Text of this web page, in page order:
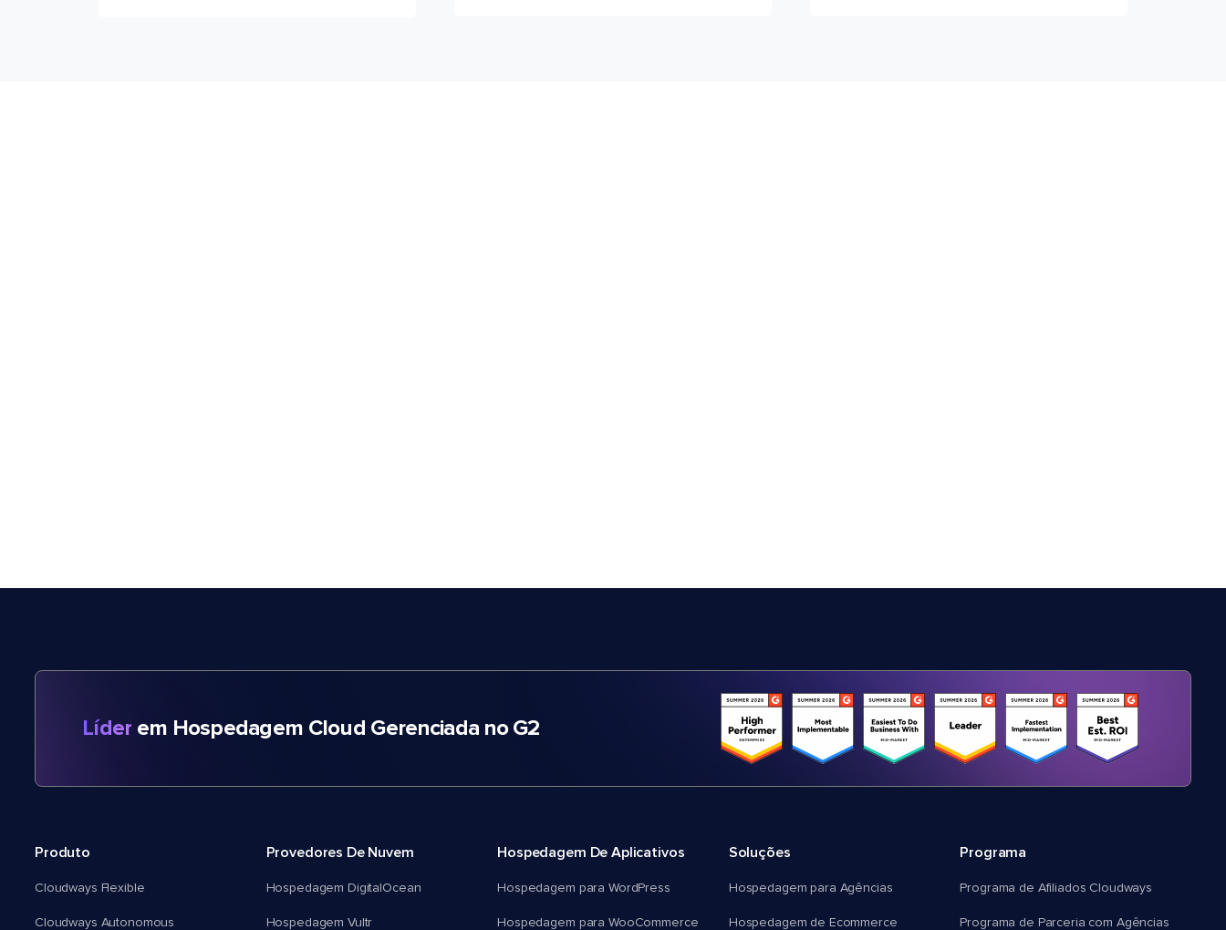
Líder em Hospedagem Cloud Gerenciada no G2
Produto
Cloudways Flexible
Cloudways Autonomous
Provedores De Nuvem
Hospedagem DigitalOcean
Hospedagem Vultr
Hospedagem De Aplicativos
Hospedagem para WordPress
Hospedagem para WooCommerce
Soluções
Hospedagem para Agências
Hospedagem de Ecommerce
Programa
Programa de Afiliados Cloudways
Programa de Parceria com Agências